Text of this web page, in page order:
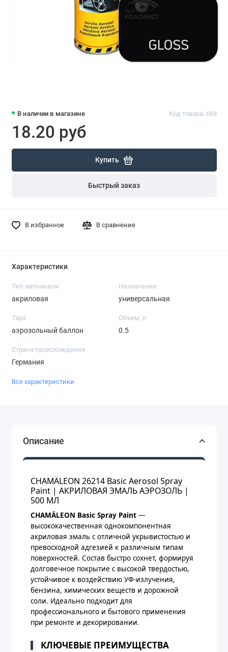
В наличии в магазине Код товара: 668
18.20 руб
Купить
Быстрый заказ
В избранное В сравнение
Характеристики
Тип автоэмали
акриловая
Назначение
универсальная
Тара
аэрозольный баллон
Объем, л
0.5
Страна происхождения
Германия
Все характеристики
Описание
CHAMÄLEON 26214 Basic Aerosol Spray
Paint | АКРИЛОВАЯ ЭМАЛЬ АЭРОЗОЛЬ |
500 МЛ
CHAMÄLEON Basic Spray Paint —
высококачественная однокомпонентная
акриловая эмаль с отличной укрывистостью и
превосходной адгезией к различным типам
поверхностей. Состав быстро сохнет, формируя
долговечное покрытие с высокой твердостью,
устойчивое к воздействию УФ-излучения,
бензина, химических веществ и дорожной
соли. Идеально подходит для
профессионального и бытового применения
при ремонте и декорировании.
КЛЮЧЕВЫЕ ПРЕИМУЩЕСТВА